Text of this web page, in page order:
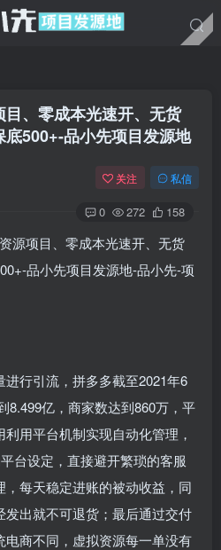
、零成本光速开、无货
底500+-品小先项目发源地
关注 私信
0 272 158
行引流，拼多多截至2021年6
8.499亿，商家数达到860万，平
用平台机制实现自动化管理，
台设定，直接避开繁琐的客服
每天稳定进账的被动收益，同
出就不可退货；最后通过交付
电商不同，虚拟资源每一单没有